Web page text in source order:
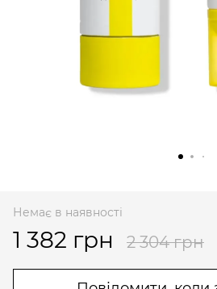
Немає в наявності
1 382 грн 2 304 грн